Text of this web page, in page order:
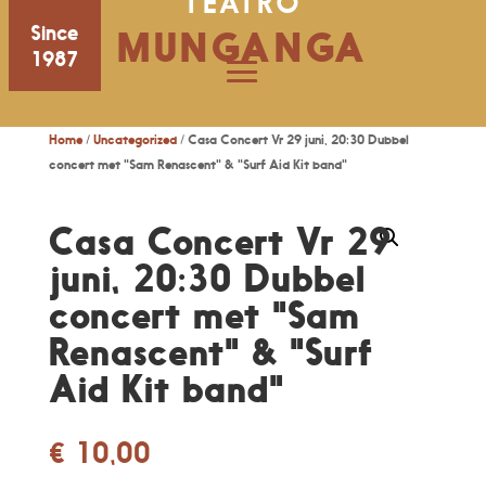
Since
1987
MUNGANGA
Home/ Uncategorized/ Casa Concert Vr 29 juni, 20:30 Dubbel
concert met "Sam Renascent" & "Surf Aid Kit band"
Casa Concert Vr 29
juni, 20:30 Dubbel
concert met "Sam
Renascent" & "Surf
Aid Kit band"
€ 10,00